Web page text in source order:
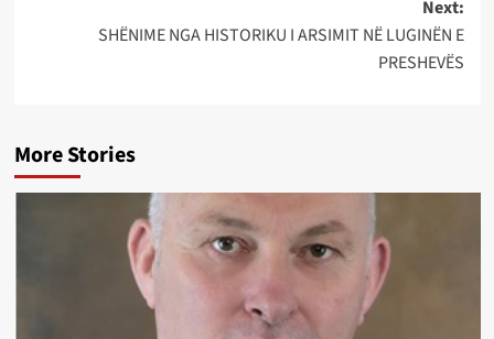
Next:
SHËNIME NGA HISTORIKU I ARSIMIT NË LUGINËN E
PRESHEVËS
More Stories